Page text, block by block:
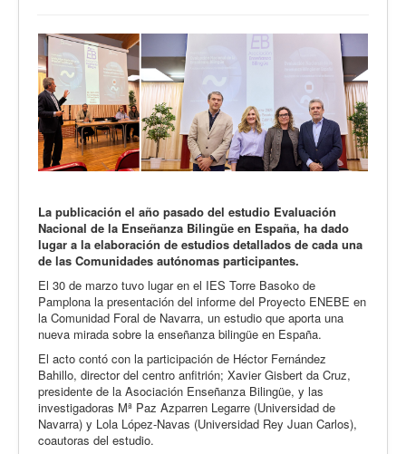
La publicación el año pasado del estudio Evaluación
Nacional de la Enseñanza Bilingüe en España, ha dado
lugar a la elaboración de estudios detallados de cada una
de las Comunidades autónomas participantes.
El 30 de marzo tuvo lugar en el IES Torre Basoko de
Pamplona la presentación del informe del Proyecto ENEBE en
la Comunidad Foral de Navarra, un estudio que aporta una
nueva mirada sobre la enseñanza bilingüe en España.
El acto contó con la participación de Héctor Fernández
Bahillo, director del centro anfitrión; Xavier Gisbert da Cruz,
presidente de la Asociación Enseñanza Bilingüe, y las
investigadoras Mª Paz Azparren Legarre (Universidad de
Navarra) y Lola López-Navas (Universidad Rey Juan Carlos),
coautoras del estudio.